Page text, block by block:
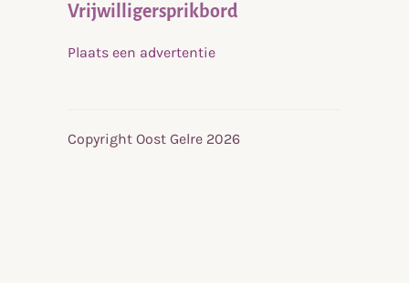
Vrijwilligersprikbord
Plaats een advertentie
Copyright Oost Gelre 2026